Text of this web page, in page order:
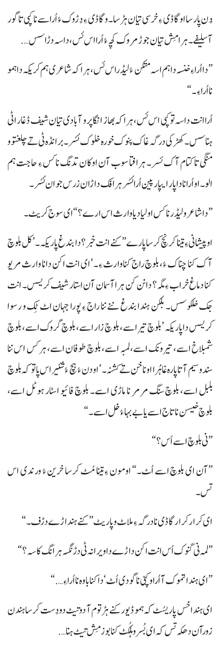
دُن پارسا اوگاڈی ءِ خرسی تیان ہڑسا۔ و گاڈی ءِ دَڑوک ءُ اُراسے نا کپی تا گور
آ سلیفے۔ ہرامِش تیان جوڑ مروک کچہ ءُ اُرا اس ئس، داسہ دڑاسس….
”دا اُرا ءِ خنسہ داہم اسہ متکن ءُ لیڈراس ئس، ہراکہ شاعری ہم کریکہ داہمو
نا اُرا ءِ۔“
اُرا انت داسہ تو کپی اس ئس، ہراکہ بھاز انگا پر و آبادی تیان شیف ڈغار اٹی
ہناسس۔ کھڑکی درگہ غاک پنوک خورہ خلوک ئسُر۔ برانڈہ ٹی تے چلغتو و
منگی تا کتام آک ئسر۔ ہرافتا سوب آن اوکان تدنگ نا کس ءِ حاجت ہم
الو۔ او اُرا نا داپار ایپار پین اُرا ئسُر ہرافک داڑان زرس جوان ئسُر۔
”دا شاعر و لیڈر نا کس اولیاد یا وارث اس ارے؟“ای سوج کریٹ۔
او پیشانی ءِ تینا کرنچ کرسا پارے ”کنے انت خبر؟ دا بندغ پاریکہ۔ ’کل بلوچ
آک کنا چناک ءُ، بلوچ راج کنا وارث ءِ۔‘ ای انت اکن دانا وارث مریو
کنا دماغ خراب ءِ مگہ؟ دا نن کن ہرا آسمان آن استار شیف کریسس۔ انت
جک خلکوسس۔ بلکن ہندا بندغ ننے ننا راج ءِ پورا جہان اٹ ٹِک و رسوا
کریسس دا پاریکہ ’بلوچ تیر اسے، بلو چ زار اسے، بلوچ گروک اسے، بلوچ
شمبلاخ اسے، تیرونک اسے، لمبہ اسے، بلوچ طوفان اسے، ہرکس اس ننا
سند وسیم آتا پارہ غا ہُرا اونا خن تے کشنہ۔‘ او دن ءُ ہچ ءُ شئیر اس پاتو کہ بلوچ
بلبل اسے، بلوچ سنگ مرمر نا ماڑی اسے۔ بلوچ فائیو اسٹار ہوٹل اسے،
بلوچ خیسن نا تاج اسے یا بے بہا ءُ خل اسے۔“
”نی بلوچ اسے اُس؟“
”آن ای بلوچ اسے اُٹ۔“ اومون ءِ تینا مُٹ کرسا خرین ءُ ورندی اس
تس۔
ای کرار کرار گاڈی نا درگہ ءِ ملاٹ وپاریٹ ”کنے ہنداڑے دڑف۔“
”لمہ نی گنوک اُس انت اکن داڑے دا ویرانہ ٹی دڑنگسہ ہرانگ کاسہ؟“
”ای ہندا تموک آ اُرا و کپّی نا گودی اُٹ‘ دا کنا باوہ نا اُرا ءِ….“
ای ہنداخس پاریسُٹ کہ ہمو ڈیور کنے ہڑتوم آ دو تیٹ دودَست کرسا ہندن
زورآن دھکہ تس کہ ای بُسرو ہلکُٹ کنا بوز مِش تیٹ ہنا….